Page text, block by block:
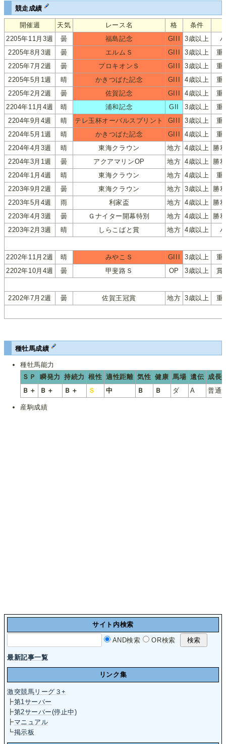
競走成績
開催週 天気 レース名 格 条件
2205年11月3週
曇 福島記念 GIII 3歳以上
2205年8月3週
曇 エルムＳ GIII 3歳以上
重
2205年7月2週
曇 プロキオンＳ GIII 3歳以上
重
2205年5月1週
晴 かきつばた記念 GIII 4歳以上
重
2205年2月2週
曇 佐賀記念 GIII 4歳以上
重
2204年11月4週
晴 浦和記念 GII 3歳以上
重
2204年9月4週
晴 テレ玉杯オーバルスプリント GIII 3歳以上
重
2204年5月1週
晴 かきつばた記念 GIII 4歳以上
重
2204年4月3週
晴 東海クラウン 地方 4歳以上 勝
2204年3月1週
曇 アクアマリンOP 地方 4歳以上 勝
2204年1月4週
晴 東海クラウン 地方 4歳以上
重
2203年9月2週
曇 東海クラウン 地方 3歳以上 勝
2203年5月4週
雨 利家盃 地方 4歳以上 勝
2203年4月3週
曇 Ｇナイター開幕特別 地方 4歳以上 勝
2203年2月3週
晴 しらこばと賞 地方 4歳以上
2202年11月2週 晴 みやこＳ GIII 3歳以上
重
2202年10月4週
曇 甲斐路Ｓ OP 3歳以上 賞
2202年7月2週 曇 佐賀王冠賞 地方 3歳以上 重
種牡馬成績
種牡馬能力
ＳＰ
瞬発力 持続力 根性 適性距離 気性 健康 馬場 遺伝 成長
Ｂ＋
Ｂ＋ Ｂ＋ Ｓ 中 Ｂ Ｂ ダ A 普通
産駒成績
サイト内検索
AND検索 OR検索
最新記事一覧
リンク集
激突競馬リーグ３+
┣第1サーバー
┣第2サーバー(停止中)
┣マニュアル
┗掲示板